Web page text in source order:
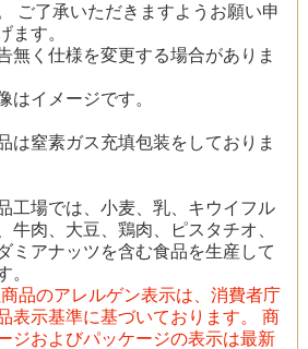
ご了承いただきますようお願い申
ます。
無く仕様を変更する場合がありま
はイメージです。
は窒素ガス充填包装をしておりま
工場では、小麦、乳、キウイフル
牛肉、大豆、鶏肉、ピスタチオ、
ミアナッツを含む食品を生産して
。
品のアレルゲン表示は、消費者庁
表示基準に基づいております。 商
ジおよびパッケージの表示は最新